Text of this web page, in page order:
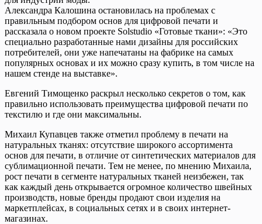
Александра Калошина остановилась на проблемах с
правильным подбором основ для цифровой печати и
рассказала о новом проекте Solstudio «Готовые ткани»: «Это
специально разработанные нами дизайны для российских
потребителей, они уже напечатаны на фабрике на самых
популярных основах и их можно сразу купить, в том числе на
нашем стенде на выставке».
Евгений Тимощенко раскрыл несколько секретов о том, как
правильно использовать преимущества цифровой печати по
текстилю и где они максимальны.
Михаил Купавцев также отметил проблему в печати на
натуральных тканях: отсутствие широкого ассортимента
основ для печати, в отличие от синтетических материалов для
сублимационной печати. Тем не менее, по мнению Михаила,
рост печати в сегменте натуральных тканей неизбежен, так
как каждый день открывается огромное количество швейных
производств, новые бренды продают свои изделия на
маркетплейсах, в социальных сетях и в своих интернет-
магазинах.